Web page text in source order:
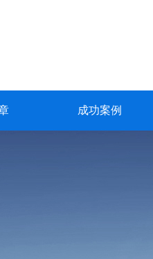
成功案例